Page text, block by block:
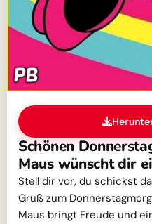
Schönen
Maus wünscht dir
Stell dir vor, du schickst
Gruß zum
Maus bringt Freude und